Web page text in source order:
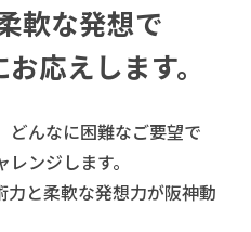
軟な発想で
応えします。
どんなに困難なご要望で
ンジします。
と柔軟な発想力が阪神動